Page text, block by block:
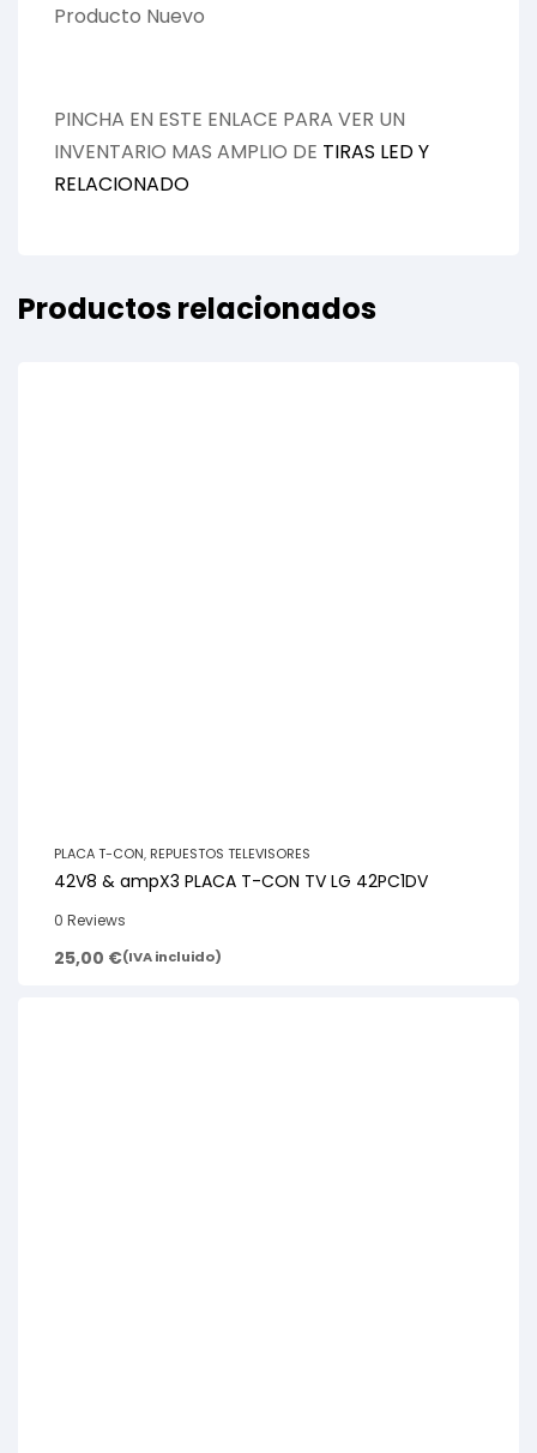
Producto Nuevo
PINCHA EN ESTE ENLACE PARA VER UN
INVENTARIO MAS AMPLIO DE TIRAS LED Y
RELACIONADO
Productos relacionados
PLACA T-CON, REPUESTOS TELEVISORES
42V8 & ampX3 PLACA T-CON TV LG 42PC1DV
0 Reviews
25,00 €(IVA incluido)